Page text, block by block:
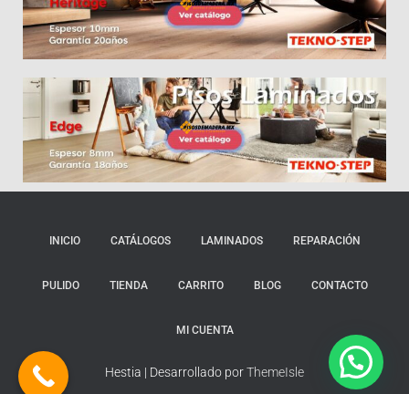
INICIO CATÁLOGOS LAMINADOS REPARACIÓN
PULIDO TIENDA CARRITO BLOG CONTACTO
MI CUENTA
Hestia | Desarrollado porThemeIsle